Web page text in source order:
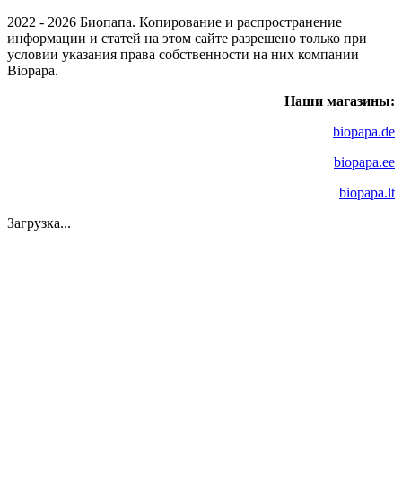
2022 - 2026 Биопапа. Копирование и распространение
информации и статей на этом сайте разрешено только при
условии указания права собственности на них компании
Biopapa.
Наши магазины:
biopapa.de
biopapa.ee
biopapa.lt
Загрузка...